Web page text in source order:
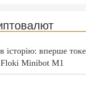
історію: вперше
Minibot M1